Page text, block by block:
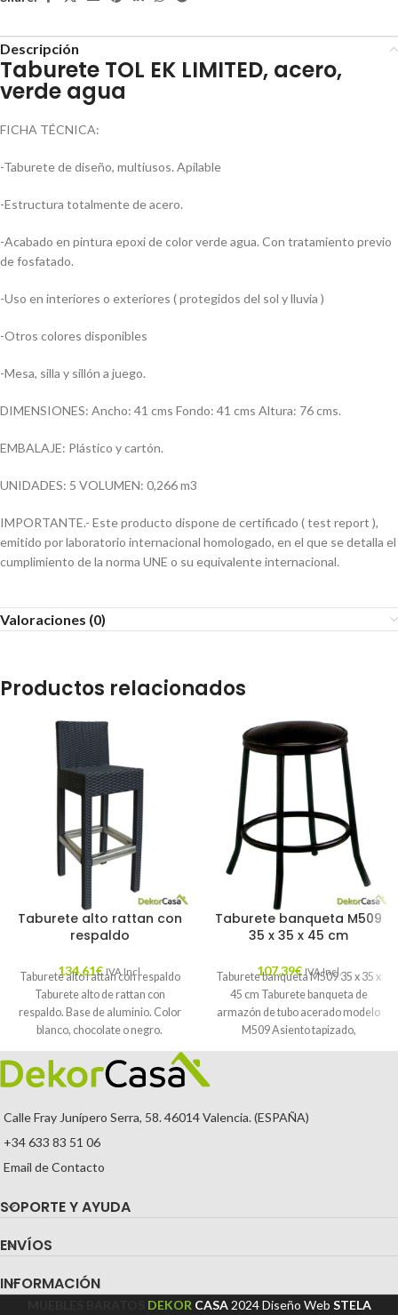
Descripción
Taburete TOL EK LIMITED, acero,
verde agua
FICHA TÉCNICA:
-Taburete de diseño, multiusos. Apilable
-Estructura totalmente de acero.
-Acabado en pintura epoxi de color verde agua. Con tratamiento previo
de fosfatado.
-Uso en interiores o exteriores ( protegidos del sol y lluvia )
-Otros colores disponibles
-Mesa, silla y sillón a juego.
DIMENSIONES: Ancho: 41 cms Fondo: 41 cms Altura: 76 cms.
EMBALAJE: Plástico y cartón.
UNIDADES: 5 VOLUMEN: 0,266 m3
IMPORTANTE.- Este producto dispone de certificado ( test report ),
emitido por laboratorio internacional homologado, en el que se detalla el
cumplimiento de la norma UNE o su equivalente internacional.
Valoraciones (0)
Productos relacionados
Taburete alto rattan con
respaldo
134,61€ IVA Incl.
Taburete alto rattan con respaldo
Taburete alto de rattan con
respaldo. Base de aluminio. Color
blanco, chocolate o negro.
Medidas:
Taburete banqueta M509
35 x 35 x 45 cm
107,39€ IVA Incl.
Taburete banqueta M509 35 x 35 x
45 cm Taburete banqueta de
armazón de tubo acerado modelo
M509 Asiento tapizado,
Calle Fray Junípero Serra, 58. 46014 Valencia. (ESPAÑA)
+34 633 83 51 06
Email de Contacto
SOPORTE Y AYUDA
ENVÍOS
INFORMACIÓN
DEKOR CASA 2024Diseño Web STELA